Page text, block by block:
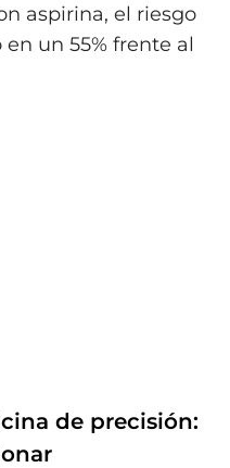
aspirina, el riesgo
un 55% frente al
de precisión: